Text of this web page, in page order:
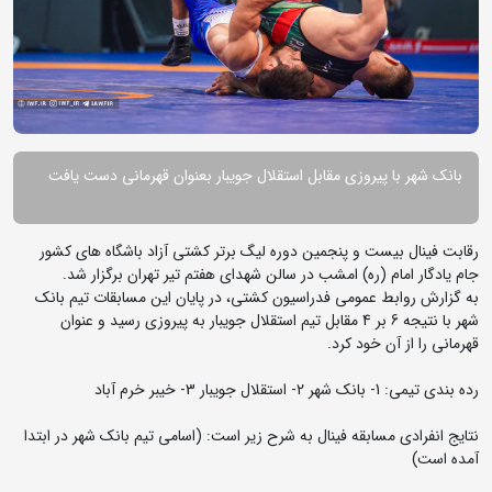
بانک شهر با پیروزی مقابل استقلال جویبار بعنوان قهرمانی دست یافت
رقابت فینال بیست و پنجمین دوره لیگ برتر کشتی آزاد باشگاه های کشور
جام یادگار امام (ره) امشب در سالن شهدای هفتم تیر تهران برگزار شد.
به گزارش روابط عمومی فدراسیون کشتی، در پایان این مسابقات تیم بانک
شهر با نتیجه 6 بر 4 مقابل تیم استقلال جویبار به پیروزی رسید و عنوان
قهرمانی را از آن خود کرد.
رده بندی تیمی: 1- بانک شهر 2- استقلال جویبار 3- خیبر خرم آباد
نتایج انفرادی مسابقه فینال به شرح زیر است: (اسامی تیم بانک شهر در ابتدا
آمده است)